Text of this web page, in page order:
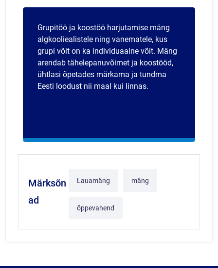
Grupitöö ja koostöö harjutamise mäng
algkooliealistele ning vanematele, kus
grupi võit on ka individuaalne võit. Mäng
arendab tähelepanuvõimet ja koostööd,
ühtlasi õpetades märkama ja tundma
Eesti loodust nii maal kui linnas.
Märksõn
ad
Lauamäng mäng
õppevahend